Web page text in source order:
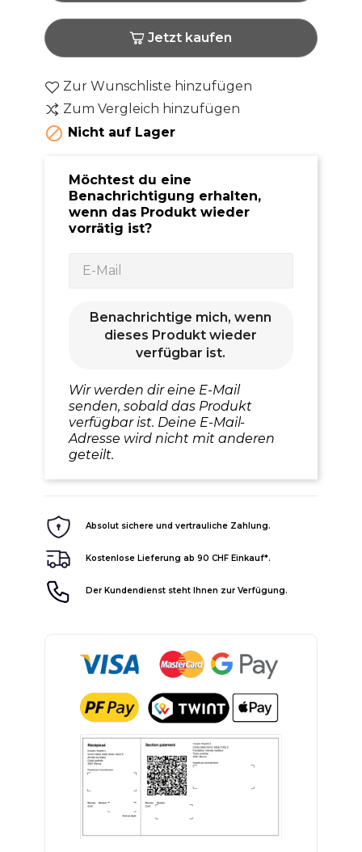
Jetzt kaufen
Zur Wunschliste hinzufügen
Zum Vergleich hinzufügen
 Nicht auf Lager
Möchtest du eine
Benachrichtigung erhalten,
wenn das Produkt wieder
vorrätig ist?
Benachrichtige mich, wenn
dieses Produkt wieder
verfügbar ist.
Wir werden dir eine E-Mail
senden, sobald das Produkt
verfügbar ist. Deine E-Mail-
Adresse wird nicht mit anderen
geteilt.
Absolut sichere und vertrauliche Zahlung.
Kostenlose Lieferung ab 90 CHF Einkauf*.
Der Kundendienst steht Ihnen zur Verfügung.